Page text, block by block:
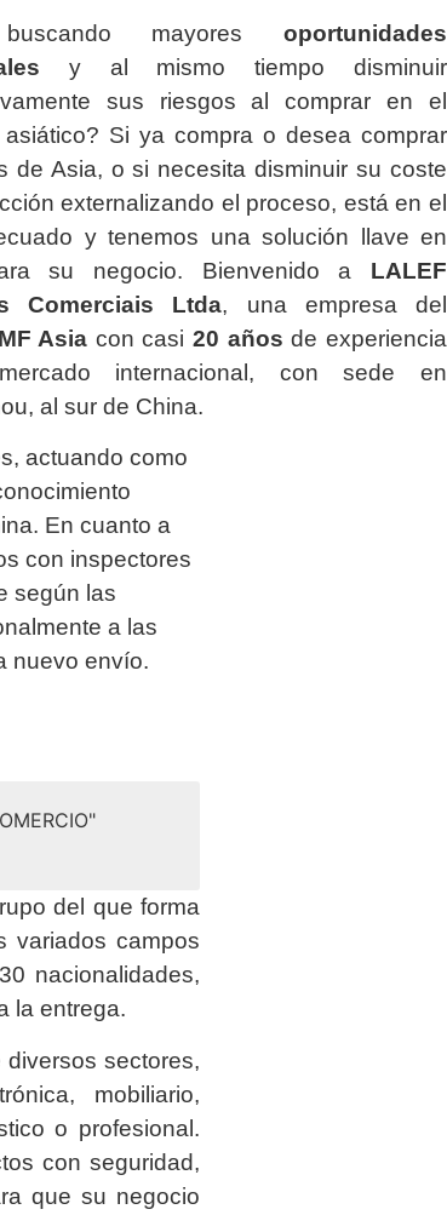
mayores oportunidades
y al mismo tiempo disminuir
sus riesgos al comprar en el
asiático? Si ya compra o desea comprar
de Asia, o si necesita disminuir su coste
externalizando el proceso, está en el
y tenemos una solución llave en
su negocio. Bienvenido a LALEF
Comerciais Ltda, una empresa del
Asia con casi20 años de experiencia
internacional, con sede en
al sur de China.
actuando como
En cuanto a
con inspectores
según las
a las
nuevo envío.
del que forma
variados campos
nacionalidades,
la entrega.
diversos sectores,
mobiliario,
o profesional.
con seguridad,
que su negocio